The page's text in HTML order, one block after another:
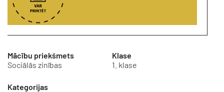
Mācību priekšmets
Sociālās zinības
Klase
1. klase
Kategorijas